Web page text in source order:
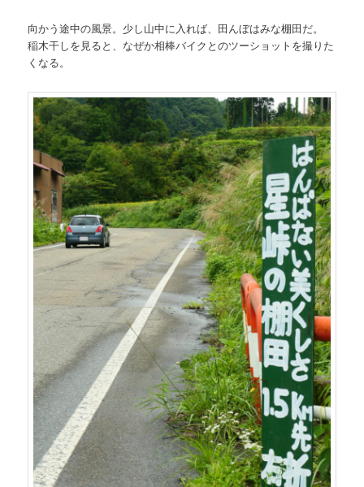
向かう途中の風景。少し山中に入れば、田んぼはみな棚田だ。
稲木干しを見ると、なぜか相棒バイクとのツーショットを撮りた
くなる。